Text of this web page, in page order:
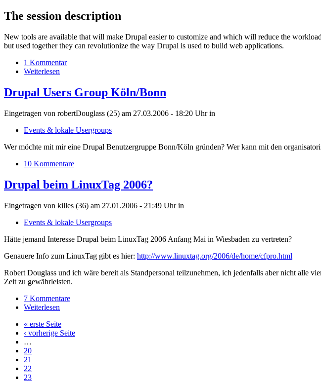
The session description
New tools are available that will make Drupal easier to customize and which will reduce the
but used together they can revolutionize the way Drupal is used to build web applications.
1 Kommentar
Weiterlesen
Drupal Users Group Köln/Bonn
Eingetragen von robertDouglass (25) am 27.03.2006 - 18:20 Uhrin
Events & lokale Usergroups
Wer möchte mit mir eine Drupal Benutzergruppe Bonn/Köln gründen? Wer kann mit den
10 Kommentare
Drupal beim LinuxTag 2006?
Eingetragen von killes (36) am 27.01.2006 - 21:49 Uhrin
Events & lokale Usergroups
Hätte jemand Interesse Drupal beim LinuxTag 2006 Anfang Mai in Wiesbaden zu vertreten?
Genauere Info zum LinuxTag gibt es hier: http://www.linuxtag.org/2006/de/home/cfpro.html
Robert Douglass und ich wäre bereit als Standpersonal teilzunehmen, ich jedenfalls aber nicht alle
Zeit zu gewährleisten.
7 Kommentare
Weiterlesen
« erste Seite
‹ vorherige Seite
…
20
21
22
23